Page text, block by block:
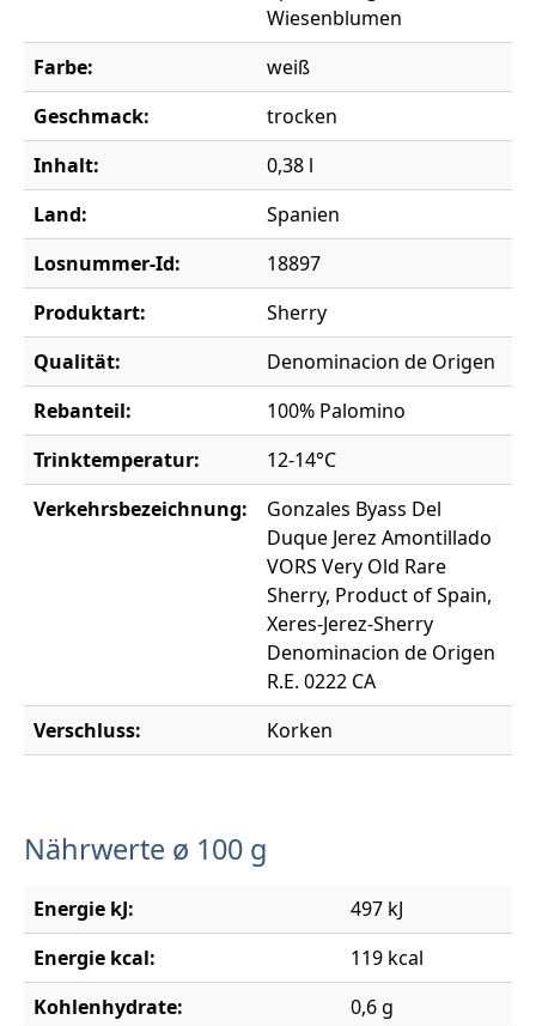
Wiesenblumen
Farbe:
weiß
Geschmack:
trocken
Inhalt:
0,38 l
Land:
Spanien
Losnummer-Id:
18897
Produktart:
Sherry
Qualität:
Denominacion de Origen
Rebanteil:
100% Palomino
Trinktemperatur:
12-14°C
Verkehrsbezeichnung:
Gonzales Byass Del
Duque Jerez Amontillado
VORS Very Old Rare
Sherry, Product of Spain,
Xeres-Jerez-Sherry
Denominacion de Origen
R.E. 0222 CA
Verschluss:
Korken
Nährwerte ø 100 g
Energie kJ:
497 kJ
Energie kcal:
119 kcal
Kohlenhydrate:
0,6 g